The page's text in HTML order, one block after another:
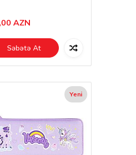
AZN
Səbətə At
Yeni